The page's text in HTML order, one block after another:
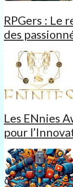
RPGers : Le
des
Les ENnies
pour